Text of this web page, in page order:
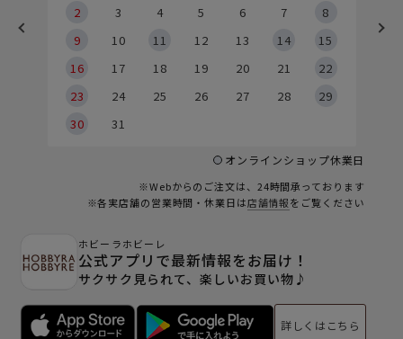
2
3 4 5 6 7
8
9
10 11 12 13 14
15
16
17 18 19 20 21
22
23
24 25 26 27 28
29
30
31
オンラインショップ休業日
※Webからのご注文は、24時間承っております
※各実店舗の営業時間・休業日は店舗情報をご覧ください
ホビーラホビーレ
公式アプリで最新情報をお届け！
サクサク見られて、楽しいお買い物♪
詳しくはこちら